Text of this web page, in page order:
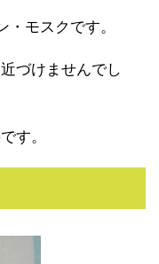
・モスクです。
づけませんでし
す。